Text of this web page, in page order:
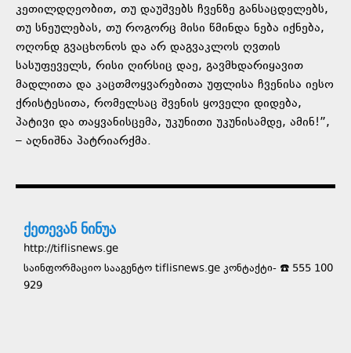
კეთილდღეობით, თუ დაუშვებს ჩვენზე განსაცდელებს,
თუ სნეულებას, თუ როგორც მისი წმინდა ნება იქნება,
ოღონდ გვაცხონოს და არ დაგვაკლოს ღვთის
სასუფეველს, რისი ღირსიც დაე, გავმხდარიყავით
მადლითა და კაცთმოყვარებითა უფლისა ჩვენისა იესო
ქრისტესითა, რომელსაც შვენის ყოველი დიდება,
პატივი და თაყვანისცემა, უკუნითი უკუნისამდე, ამინ!”,
– აღნიშნა პატრიარქმა.
ქეთევან ნინუა
http://tiflisnews.ge
საინფორმაციო სააგენტო tiflisnews.ge კონტაქტი- ☎️ 555 100
929